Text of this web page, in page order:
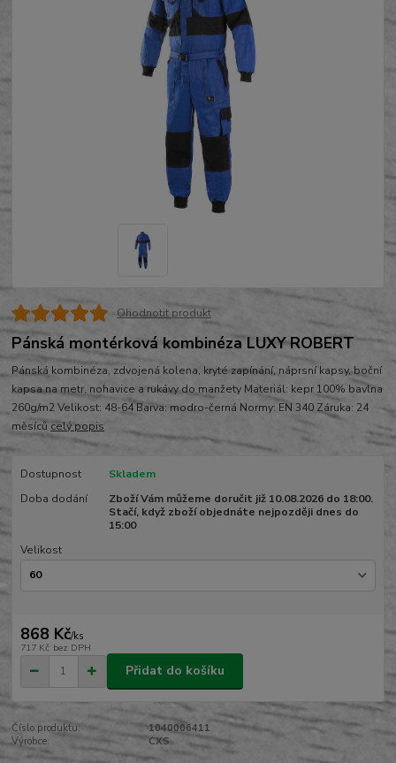
Ohodnotit produkt
Pánská montérková kombinéza LUXY ROBERT
Pánská kombinéza, zdvojená kolena, kryté zapínání, náprsní kapsy, boční
kapsa na metr, nohavice a rukávy do manžety Materiál: kepr 100% bavlna
260g/m2 Velikost: 48-64 Barva: modro-černá Normy: EN 340 Záruka: 24
měsíců celý popis
Dostupnost
Skladem
Doba dodání
Zboží Vám můžeme doručit již 10.08.2026 do 18:00.
Stačí, když zboží objednáte nejpozději dnes do
15:00
Velikost
868 Kč/ks
717 Kč bez DPH
Přidat do košíku
Číslo produktu:
1040006411
Výrobce:
CXS